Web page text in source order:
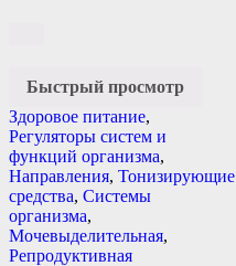
Быстрый просмотр
Здоровое питание,
Регуляторы систем и
функций организма,
Направления, Тонизирующие
средства, Системы
организма,
Мочевыделительная,
Репродуктивная